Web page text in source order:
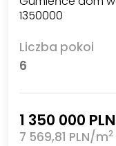
1350000
Liczba pokoi
6
1 350 000 PLN
7 569,81 PLN/m2